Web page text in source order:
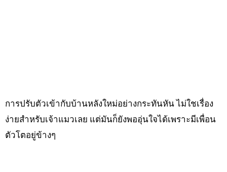
การปรับตัวเข้ากับบ้านหลังใหม่อย่างกระทันหัน ไม่ใชเรื่อง
ง่ายสำหรับเจ้าแมวเลย แต่มันก็ยังพออุ่นใจได้เพราะมีเพื่อน
ตัวโตอยู่ข้างๆ